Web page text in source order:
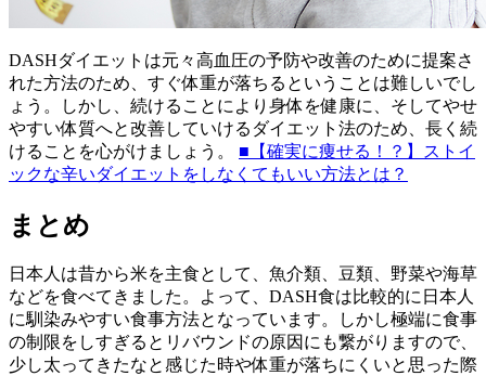
DASHダイエットは元々高血圧の予防や改善のために提案さ
れた方法のため、すぐ体重が落ちるということは難しいでし
ょう。しかし、続けることにより身体を健康に、そしてやせ
やすい体質へと改善していけるダイエット法のため、長く続
けることを心がけましょう。 ■【確実に痩せる！？】ストイ
ックな辛いダイエットをしなくてもいい方法とは？
まとめ
日本人は昔から米を主食として、魚介類、豆類、野菜や海草
などを食べてきました。よって、DASH食は比較的に日本人
に馴染みやすい食事方法となっています。しかし極端に食事
の制限をしすぎるとリバウンドの原因にも繋がりますので、
少し太ってきたなと感じた時や体重が落ちにくいと思った際